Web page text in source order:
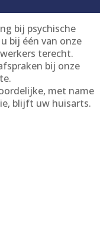
bij psychische
bij één van onze
terecht.
bij onze
met name
blijft uw huisarts.